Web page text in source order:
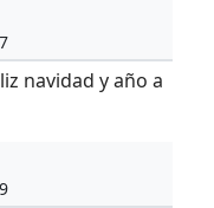
navidad y año a